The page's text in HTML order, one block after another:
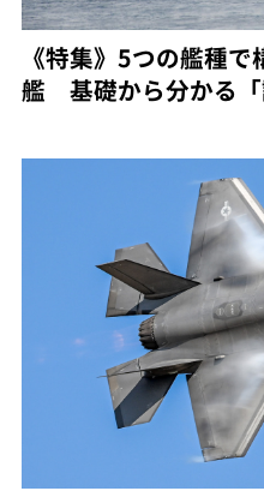
《特集》5つの艦種
艦 基礎から分かる「